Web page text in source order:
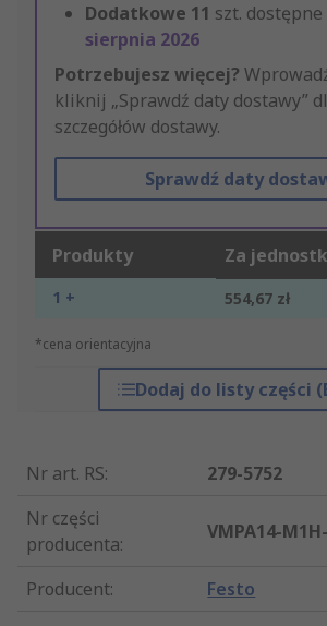
Dodatkowe 11 szt. dostępne
sierpnia 2026
Potrzebujesz więcej?
kliknij „Sprawdź daty dostawy”
szczegółów dostawy.
Sprawdź daty
Produkty Za
1 + 554,67 zł
*cena orientacyjna
Dodaj do listy części
Nr art. RS:
279-5752
Nr części
producenta:
VMPA14-
Producent: Festo